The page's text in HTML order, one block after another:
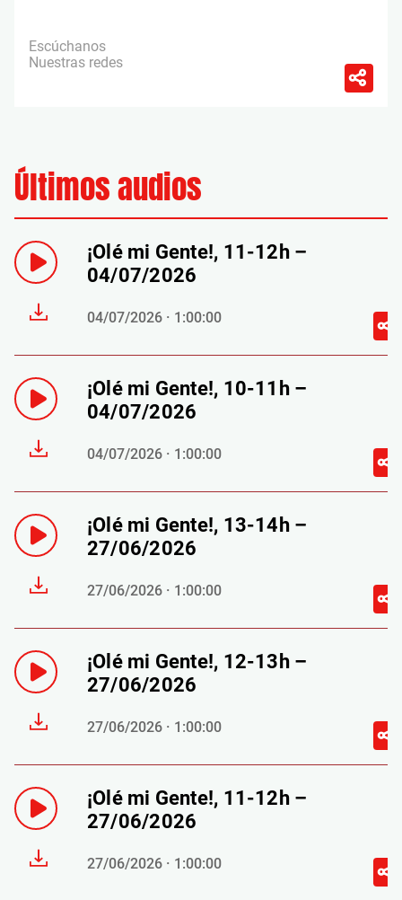
Escúchanos
Nuestras redes
Últimos audios
¡Olé mi Gente!, 11-12h –
04/07/2026
04/07/2026 · 1:00:00
¡Olé mi Gente!, 10-11h –
04/07/2026
04/07/2026 · 1:00:00
¡Olé mi Gente!, 13-14h –
27/06/2026
27/06/2026 · 1:00:00
¡Olé mi Gente!, 12-13h –
27/06/2026
27/06/2026 · 1:00:00
¡Olé mi Gente!, 11-12h –
27/06/2026
27/06/2026 · 1:00:00